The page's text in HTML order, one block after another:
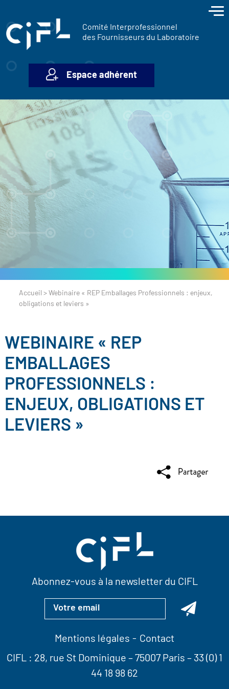
Comité Interprofessionnel
des Fournisseurs du Laboratoire
Espace adhérent
Accueil > Webinaire « REP Emballages Professionnels : enjeux,
obligations et leviers »
WEBINAIRE « REP
EMBALLAGES
PROFESSIONNELS :
ENJEUX, OBLIGATIONS ET
LEVIERS »
Abonnez-vous à la newsletter du CIFL
Mentions légales
Contact
CIFL : 28, rue St Dominique – 75007 Paris – 33 (0) 1
44 18 98 62